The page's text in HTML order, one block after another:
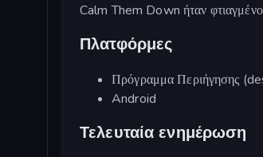
Calm Them Down ήταν
Πλατφόρμες
Πρόγραμμα Περιήγησης
Android
Τελευταία ενημέρωση